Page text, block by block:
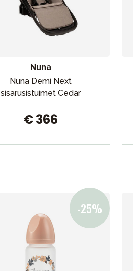
Nuna
Nuna Demi Next
sisarusistuimet Cedar
€ 366